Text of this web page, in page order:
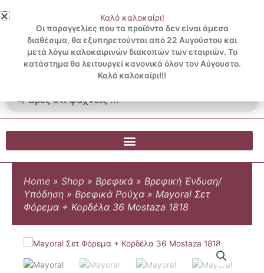
στο
περιεχόμενο
3 ΔΟΣΕΙΣ ΧΩΡΙΣ ΠΙΣΤΩΤΙΚΗ ΜΕ KLARNA
...
Λογαριασμός
Blog
0.00€
0
Cart
Home » Shop » Βρεφικά » Βρεφική Ένδυση/
Υπόδηση » Βρεφικά Ρούχα » Mayoral Σετ
Φόρεμα + Κορδέλα 36 Mostaza 1818
Καλό καλοκαίρι!
Οι παραγγελίες που τα προϊόντα δεν είναι άμεσα
διαθέσιμα, θα εξυπηρετούνται από 22 Αυγούστου και
μετά λόγω καλοκαιρινών διακοπών των εταιριών. Το
κατάστημα θα λειτουργεί κανονικά όλον τον Αύγουστο.
Καλό καλοκαίρι!!!